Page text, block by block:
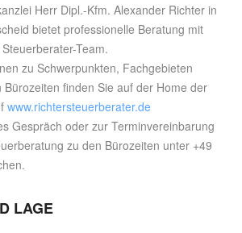
Herr Dipl.-Kfm. Alexander Richter in
bietet professionelle Beratung mit
Team.
zu Schwerpunkten, Fachgebieten
Bürozeiten finden Sie auf der Home der
www.richtersteuerberater.de
Gespräch oder zur Terminvereinbarung
zu den Bürozeiten unter +49
LAGE